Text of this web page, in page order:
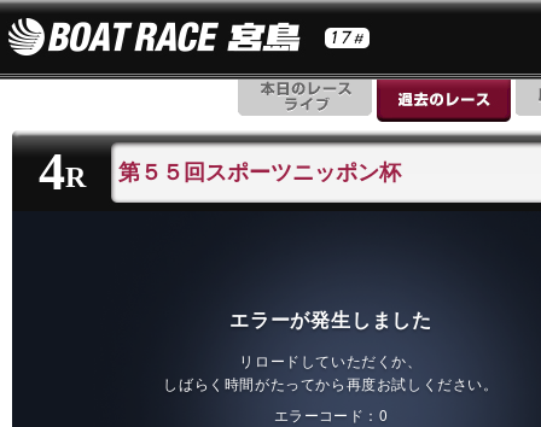
4 R 第５５回スポーツニッポン杯